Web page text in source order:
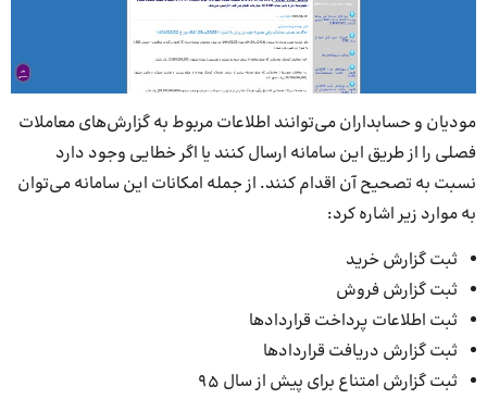
مودیان و حسابداران می‌توانند اطلاعات مربوط به گزارش‌های معاملات
فصلی را از طریق این سامانه ارسال کنند یا اگر خطایی وجود دارد
نسبت به تصحیح آن اقدام کنند. از جمله امکانات این سامانه می‌توان
به موارد زیر اشاره کرد:
ثبت گزارش خرید
ثبت گزارش فروش
ثبت اطلاعات پرداخت قراردادها
ثبت گزارش دریافت قراردادها
ثبت گزارش امتناع برای پیش از سال 95